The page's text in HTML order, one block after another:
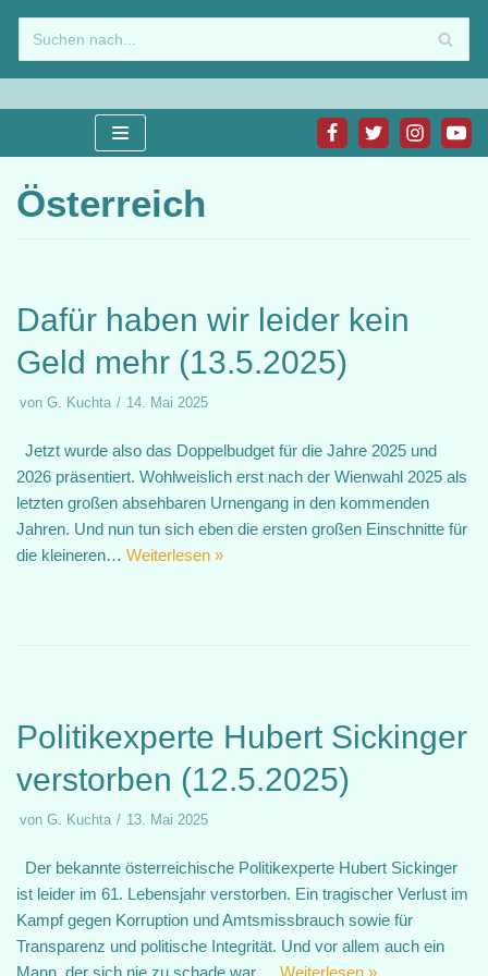
Zum
Inhalt
springen
Österreich
Dafür haben wir leider kein
Geld mehr (13.5.2025)
von G. Kuchta 14. Mai 2025
Jetzt wurde also das Doppelbudget für die Jahre 2025 und
2026 präsentiert. Wohlweislich erst nach der Wienwahl 2025 als
letzten großen absehbaren Urnengang in den kommenden
Jahren. Und nun tun sich eben die ersten großen Einschnitte für
die kleineren… Weiterlesen »
Politikexperte Hubert Sickinger
verstorben (12.5.2025)
von G. Kuchta 13. Mai 2025
Der bekannte österreichische Politikexperte Hubert Sickinger
ist leider im 61. Lebensjahr verstorben. Ein tragischer Verlust im
Kampf gegen Korruption und Amtsmissbrauch sowie für
Transparenz und politische Integrität. Und vor allem auch ein
Mann, der sich nie zu schade war,… Weiterlesen »